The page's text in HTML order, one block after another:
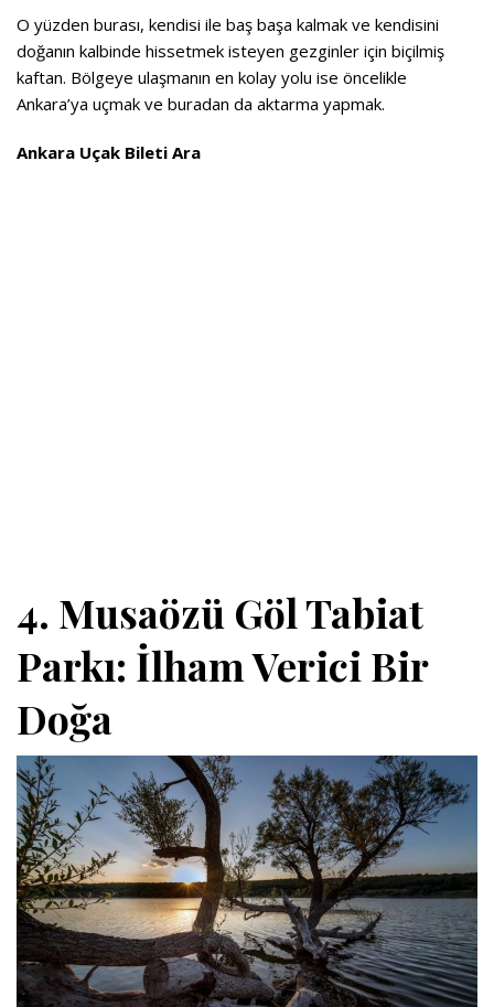
O yüzden burası, kendisi ile baş başa kalmak ve kendisini
doğanın kalbinde hissetmek isteyen gezginler için biçilmiş
kaftan. Bölgeye ulaşmanın en kolay yolu ise öncelikle
Ankara’ya uçmak ve buradan da aktarma yapmak.
Ankara Uçak Bileti Ara
4. Musaözü Göl Tabiat
Parkı: İlham Verici Bir
Doğa